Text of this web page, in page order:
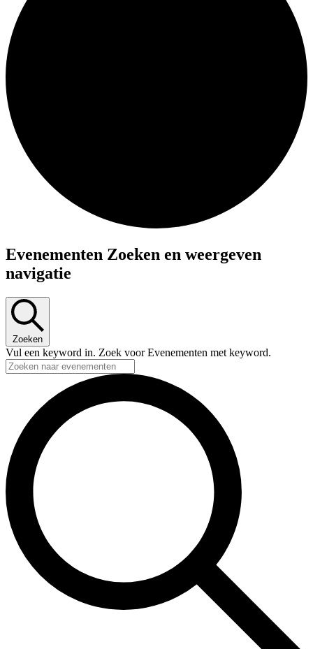
Evenementen Zoeken en weergeven
navigatie
Zoeken
Vul een keyword in. Zoek voor Evenementen met keyword.